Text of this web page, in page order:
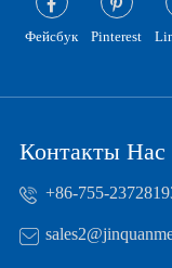
Фейсбук Pinterest
Контакты Нас
+86-755-